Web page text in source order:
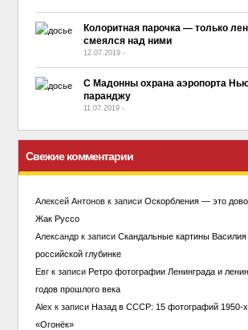
Колоритная парочка — только
смеялся над ними
12.07.2019 -
С Мадонны охрана аэропорта
паранджу
11.07.2019 -
Свежие комментарии
Алексей Антоновк записи Оскорбления — это
Жак Руссо
Александрк записи Скандальные картины
российской глубинке
Евгк записи Ретро фотографии Ленинграда и
годов прошлого века
Alex к записи Назад в СССР: 15 фотографий 1950-х
«Огонёк»